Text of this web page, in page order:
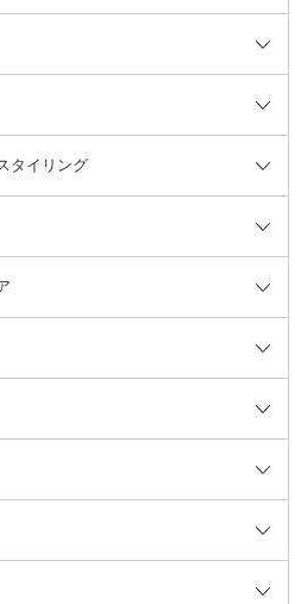
フェイスクリーム
ファンデーション
つけまつげ
ボディソープ・ハンドソープ・石
けん
タイリング